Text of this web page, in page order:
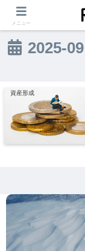
2025-09
資産形成
メニュー